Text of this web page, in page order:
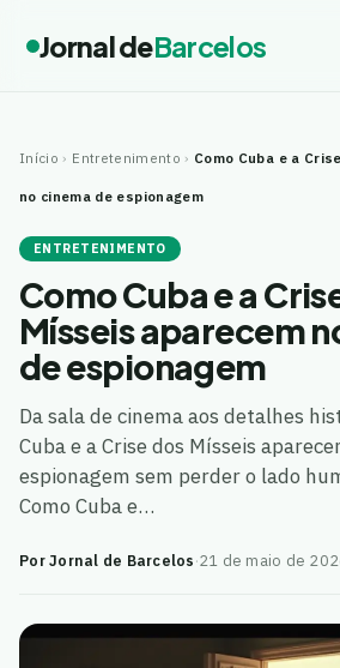
Jornal deBarcelos
Início › Entretenimento › Como Cuba e a
no cinema de espionagem
ENTRETENIMENTO
Como Cuba e a
Mísseis aparecem
de espionagem
Da sala de cinema aos detalhes
Cuba e a Crise dos Mísseis
espionagem sem perder o lado
Como Cuba e…
Por Jornal de Barcelos·21 de maio de